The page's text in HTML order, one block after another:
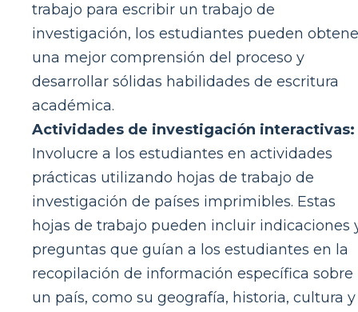
trabajo para escribir un trabajo de
investigación, los estudiantes pueden
una mejor comprensión del proceso y
desarrollar sólidas habilidades de escritura
académica.
Actividades de investigación interactivas:
Involucre a los estudiantes en actividades
prácticas utilizando hojas de trabajo de
investigación de países imprimibles. Estas
hojas de trabajo pueden incluir indicaciones
preguntas que guían a los estudiantes en la
recopilación de información específica sobre
un país, como su geografía, historia, cultura y